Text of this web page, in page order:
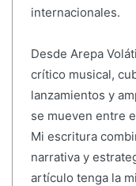
internacionales.
Desde Arepa
crítico musical,
lanzamientos y
se mueven entre
Mi escritura
narrativa y
artículo tenga la